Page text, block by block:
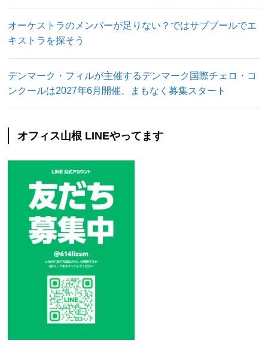
オーケストラのメンバーが足りない？ではサブプールでエ
キストラを探そう
デンマーク・フィルが主催するデンマーク国際チェロ・コ
ンクールは2027年6月開催、まもなく募集スタート
オフィス山根 LINEやってます